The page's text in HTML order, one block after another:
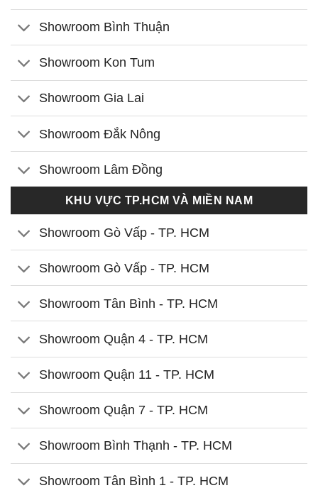
Showroom Bình Thuận
Showroom Kon Tum
Showroom Gia Lai
Showroom Đắk Nông
Showroom Lâm Đồng
KHU VỰC TP.HCM VÀ MIỀN NAM
Showroom Gò Vấp - TP. HCM
Showroom Gò Vấp - TP. HCM
Showroom Tân Bình - TP. HCM
Showroom Quận 4 - TP. HCM
Showroom Quận 11 - TP. HCM
Showroom Quận 7 - TP. HCM
Showroom Bình Thạnh - TP. HCM
Showroom Tân Bình 1 - TP. HCM